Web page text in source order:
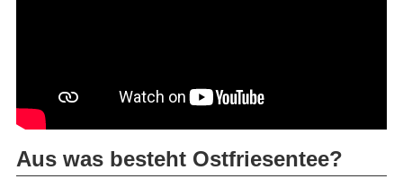
Aus was besteht Ostfriesentee?